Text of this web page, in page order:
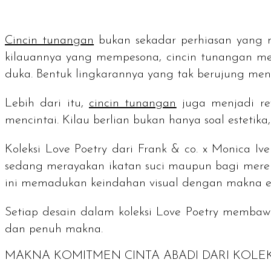
Cincin tunangan
bukan sekadar perhiasan
kilauannya yang mempesona, cincin tunangan
duka. Bentuk lingkarannya yang tak berujung
Lebih dari itu, cincin tunangan
juga menjadi
mencintai. Kilau berlian bukan hanya soal
Koleksi Love Poetry dari
Frank & co. x Monica
sedang merayakan ikatan suci maupun bagi
ini memadukan keindahan visual dengan makna
Setiap desain dalam koleksi Love Poetry
dan penuh makna.
MAKNA KOMITMEN CINTA ABADI DARI